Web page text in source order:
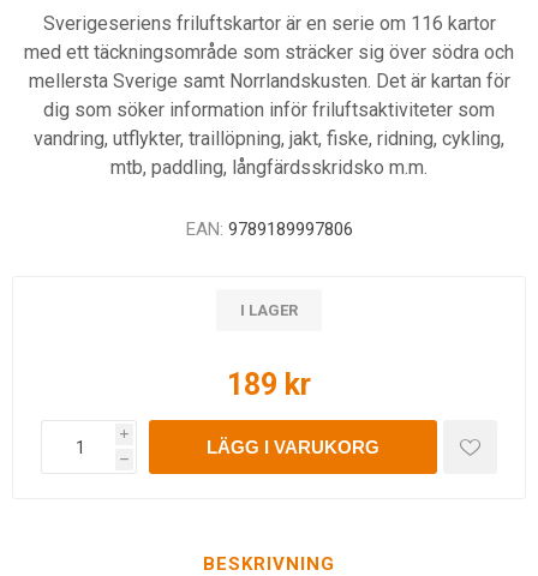
Sverigeseriens friluftskartor är en serie om 116 kartor
med ett täckningsområde som sträcker sig över södra och
mellersta Sverige samt Norrlandskusten. Det är kartan för
dig som söker information inför friluftsaktiviteter som
vandring, utflykter, traillöpning, jakt, fiske, ridning, cykling,
mtb, paddling, långfärdsskridsko m.m.
EAN: 9789189997806
I LAGER
189 kr
i
h
LÄGG I VARUKORG
BESKRIVNING